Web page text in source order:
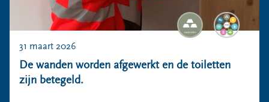
De wanden worden afgewerkt en de toiletten
zijn betegeld.
31 maart 2026